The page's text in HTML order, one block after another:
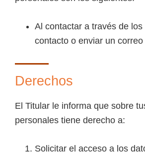
Al contactar a través de
contacto o enviar un
Derechos
El Titular le informa que sobre
personales tiene derecho a:
Solicitar el acceso a los